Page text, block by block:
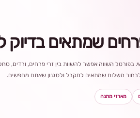
שמתאים בדיוק
השווה אפשר להשוות בין זרי פרחים, ורדים,
משלוח שמתאים למקבל ולסגנון שאתם מחפשים.
מארזי מתנה